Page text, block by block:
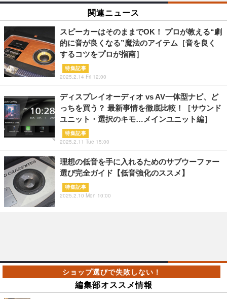
関連ニュース
スピーカーはそのままでOK！ プロが教える“劇
的に音が良くなる”魔法のアイテム［音を良く
するコツをプロが指南］
特集記事
2025.2.14 Fri 12:00
ディスプレイオーディオ vs AV一体型ナビ、ど
っちを買う？ 最新事情を徹底比較！［サウンド
ユニット・選択のキモ…メインユニット編］
特集記事
2025.2.11 Tue 15:00
理想の低音を手に入れるためのサブウーファー
選び完全ガイド【低音強化のススメ】
特集記事
2025.2.10 Mon 10:00
編集部オススメ情報